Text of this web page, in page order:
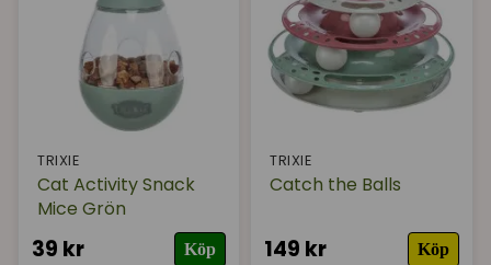
TRIXIE
Cat Activity Snack
Mice Grön
39 kr Köp
TRIXIE
Catch the Balls
149 kr Köp